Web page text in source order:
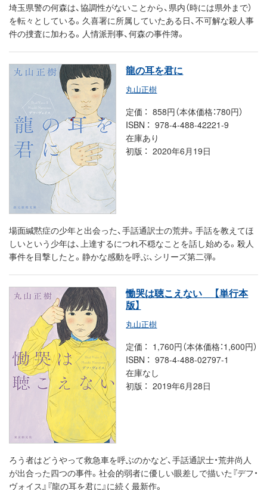
埼玉県警の何森は、協調性がないことから、県内（時には県外まで）
を転々としている。久喜署に所属していたある日、不可解な殺人事
件の捜査に加わる。人情派刑事、何森の事件簿。
龍の耳を君に
丸山正樹
定価
858円（本体価格：780円）
ISBN
978-4-488-42221-9
在庫あり
初版
2020年6月19日
場面緘黙症の少年と出会った、手話通訳士の荒井。手話を教えてほ
しいという少年は、上達するにつれ不穏なことを話し始める。殺人
事件を目撃したと。静かな感動を呼ぶ、シリーズ第二弾。
慟哭は聴こえない
【単行本
版】
丸山正樹
定価
1,760円（本体価格：1,600円）
ISBN
978-4-488-02797-1
在庫なし
初版
2019年6月28日
ろう者はどうやって救急車を呼ぶのかなど、手話通訳士・荒井尚人
が出合った四つの事件。社会的弱者に優しい眼差しで描いた『デフ・
ヴォイス』『龍の耳を君に』に続く最新作。